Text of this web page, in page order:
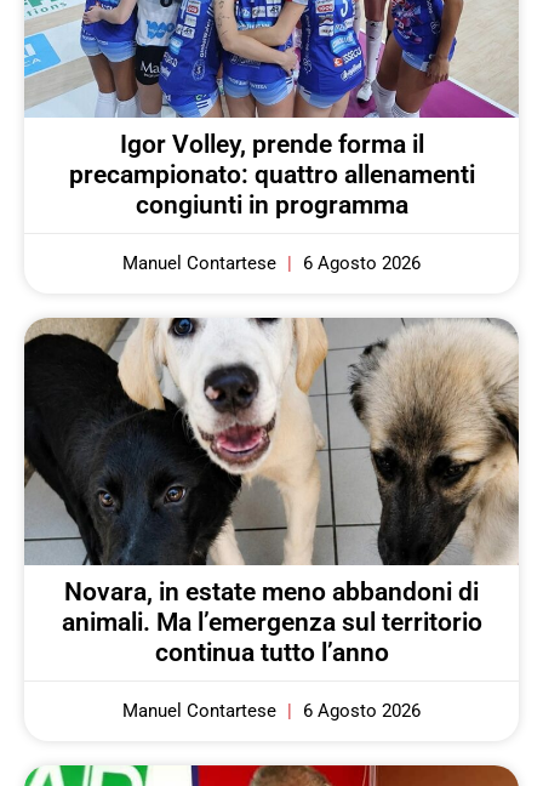
Igor Volley, prende forma il
precampionato: quattro allenamenti
congiunti in programma
Manuel Contartese 6 Agosto 2026
Novara, in estate meno abbandoni di
animali. Ma l’emergenza sul territorio
continua tutto l’anno
Manuel Contartese 6 Agosto 2026